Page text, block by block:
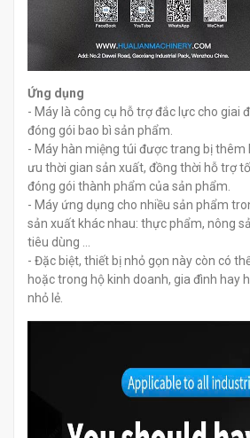
Ứng dụng
- Máy là công cụ hỗ trợ đắc lực cho giai
đóng gói bao bì sản phẩm.
- Máy hàn miệng túi được trang bị thêm
ưu thời gian sản xuất, đồng thời hỗ trợ
đóng gói thành phẩm của sản phẩm.
- Máy ứng dụng cho nhiều sản phẩm
sản xuất khác nhau: thực phẩm, nông
tiêu dùng …
- Đặc biệt, thiết bị nhỏ gọn này còn có
hoặc trong hộ kinh doanh, gia đình hay
nhỏ lẻ.